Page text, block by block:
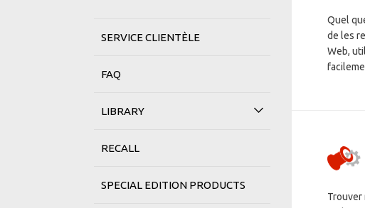
SERVICE CLIENTÈLE
FAQ
LIBRARY
RECALL
SPECIAL EDITION PRODUCTS
Quel
de les
Web,
Trouver